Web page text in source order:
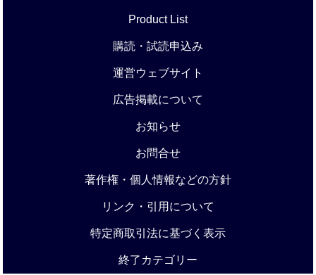
Product List
購読・試読申込み
運営ウェブサイト
広告掲載について
お知らせ
お問合せ
著作権・個人情報などの方針
リンク・引用について
特定商取引法に基づく表示
終了カテゴリー